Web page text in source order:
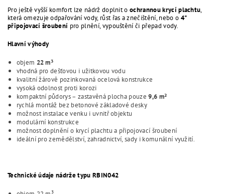
Pro ještě vyšší komfort lze nádrž doplnit oochrannou krycí plachtu,
která omezuje odpařování vody, růst řas a znečištění, nebo o 4"
připojovací šroubení pro plnění, vypouštění či přepad vody.
Hlavní výhody
objem 22 m³
vhodná pro dešťovou i užitkovou vodu
kvalitní žárově pozinkovaná ocelová konstrukce
vysoká odolnost proti korozi
kompaktní půdorys – zastavěná plocha pouze9,6 m²
rychlá montáž bez betonové základové desky
možnost instalace venku i uvnitř objektu
modulární konstrukce
možnost doplnění o krycí plachtu a připojovací šroubení
ideální pro zemědělství, zahradnictví, sady i komunální využití.
Technické údaje nádrže typu RBIN042